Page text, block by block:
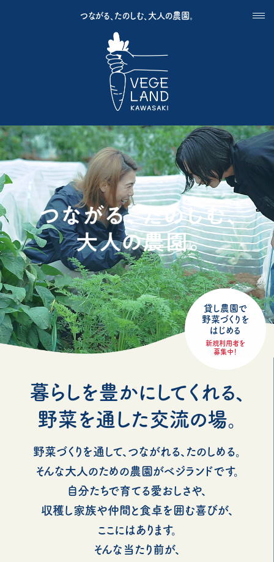
つながる、たのしむ、大人の農園。
貸し農園で
野菜づくりを
はじめる
新規利用者を
募集中！
暮らしを豊かにしてくれる、
野菜を通した交流の場。
野菜づくりを通して、つながれる、たのしめる。
そんな大人のための農園がベジランドです。
自分たちで育てる愛おしさや、
収穫し家族や仲間と食卓を囲む喜びが、
ここにはあります。
そんな当たり前が、